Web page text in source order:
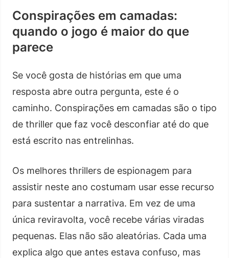
Conspirações em camadas:
quando o jogo é maior do que
parece
Se você gosta de histórias em que uma
resposta abre outra pergunta, este é o
caminho. Conspirações em camadas são o tipo
de thriller que faz você desconfiar até do que
está escrito nas entrelinhas.
Os melhores thrillers de espionagem para
assistir neste ano costumam usar esse recurso
para sustentar a narrativa. Em vez de uma
única reviravolta, você recebe várias viradas
pequenas. Elas não são aleatórias. Cada uma
explica algo que antes estava confuso, mas